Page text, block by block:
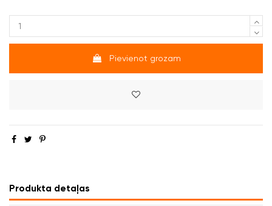
Pievienot grozam
Produkta detaļas